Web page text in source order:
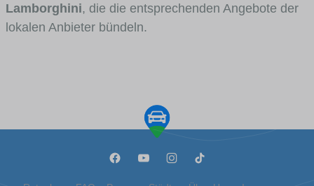
Lamborghini, die die entsprechenden Angebote der
lokalen Anbieter bündeln.